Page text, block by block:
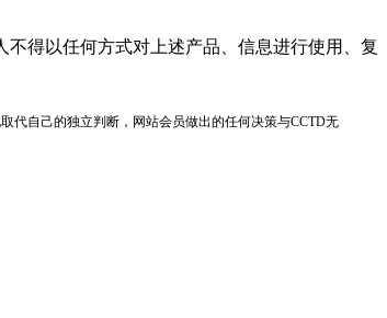
得以任何方式对上述产品、信息进行使用、复
代自己的独立判断，网站会员做出的任何决策与CCTD无